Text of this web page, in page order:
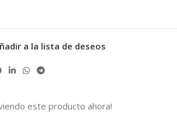
a la lista de deseos
este producto ahora!